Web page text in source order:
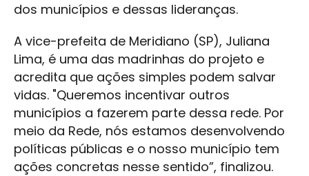
dos municípios e dessas lideranças.
A vice-prefeita de Meridiano (SP), Juliana
Lima, é uma das madrinhas do projeto e
acredita que ações simples podem salvar
vidas. "Queremos incentivar outros
municípios a fazerem parte dessa rede. Por
meio da Rede, nós estamos desenvolvendo
políticas públicas e o nosso município tem
ações concretas nesse sentido”, finalizou.